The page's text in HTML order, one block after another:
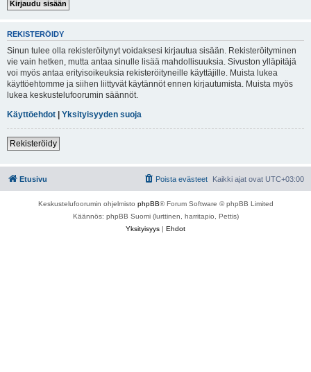
REKISTERÖIDY
Sinun tulee olla rekisteröitynyt voidaksesi kirjautua sisään. Rekisteröityminen
vie vain hetken, mutta antaa sinulle lisää mahdollisuuksia. Sivuston ylläpitäjä
voi myös antaa erityisoikeuksia rekisteröityneille käyttäjille. Muista lukea
käyttöehtomme ja siihen liittyvät käytännöt ennen kirjautumista. Muista myös
lukea keskustelufoorumin säännöt.
Käyttöehdot | Yksityisyyden suoja
Rekisteröidy
Etusivu Kaikki ajat ovat UTC+03:00
Poista evästeet
Keskustelufoorumin ohjelmisto phpBB® Forum Software © phpBB Limited
Käännös: phpBB Suomi (lurttinen, harritapio, Pettis)
Yksityisyys | Ehdot